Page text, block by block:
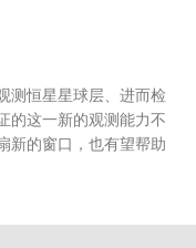
测恒星星球层、进而检
的这一新的观测能力不
新的窗口，也有望帮助
。